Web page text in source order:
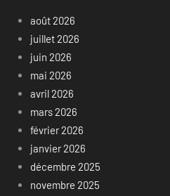
août 2026
juillet 2026
juin 2026
mai 2026
avril 2026
mars 2026
février 2026
janvier 2026
décembre 2025
novembre 2025